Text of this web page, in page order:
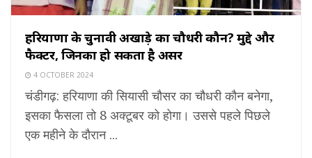
हरियाणा के चुनावी अखाड़े का चौधरी कौन? मुद्दे और
फैक्टर, जिनका हो सकता है असर
4 OCTOBER 2024
चंडीगढ़: हरियाणा की सियासी चौसर का चौधरी कौन बनेगा,
इसका फैसला तो 8 अक्टूबर को होगा। उससे पहले पिछले
एक महीने के दौरान ...